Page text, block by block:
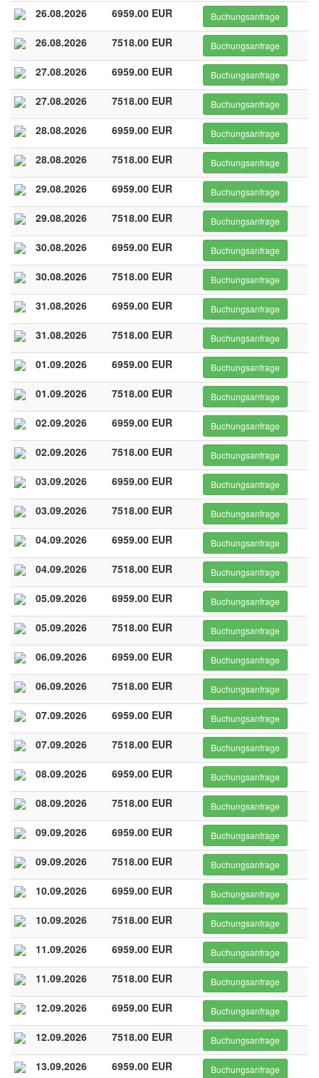
26.08.2026 6959.00 EUR Buchungsanfrage
26.08.2026 7518.00 EUR Buchungsanfrage
27.08.2026 6959.00 EUR Buchungsanfrage
27.08.2026 7518.00 EUR Buchungsanfrage
28.08.2026 6959.00 EUR Buchungsanfrage
28.08.2026 7518.00 EUR Buchungsanfrage
29.08.2026 6959.00 EUR Buchungsanfrage
29.08.2026 7518.00 EUR Buchungsanfrage
30.08.2026 6959.00 EUR Buchungsanfrage
30.08.2026 7518.00 EUR Buchungsanfrage
31.08.2026 6959.00 EUR Buchungsanfrage
31.08.2026 7518.00 EUR Buchungsanfrage
01.09.2026 6959.00 EUR Buchungsanfrage
01.09.2026 7518.00 EUR Buchungsanfrage
02.09.2026 6959.00 EUR Buchungsanfrage
02.09.2026 7518.00 EUR Buchungsanfrage
03.09.2026 6959.00 EUR Buchungsanfrage
03.09.2026 7518.00 EUR Buchungsanfrage
04.09.2026 6959.00 EUR Buchungsanfrage
04.09.2026 7518.00 EUR Buchungsanfrage
05.09.2026 6959.00 EUR Buchungsanfrage
05.09.2026 7518.00 EUR Buchungsanfrage
06.09.2026 6959.00 EUR Buchungsanfrage
06.09.2026 7518.00 EUR Buchungsanfrage
07.09.2026 6959.00 EUR Buchungsanfrage
07.09.2026 7518.00 EUR Buchungsanfrage
08.09.2026 6959.00 EUR Buchungsanfrage
08.09.2026 7518.00 EUR Buchungsanfrage
09.09.2026 6959.00 EUR Buchungsanfrage
09.09.2026 7518.00 EUR Buchungsanfrage
10.09.2026 6959.00 EUR Buchungsanfrage
10.09.2026 7518.00 EUR Buchungsanfrage
11.09.2026 6959.00 EUR Buchungsanfrage
11.09.2026 7518.00 EUR Buchungsanfrage
12.09.2026 6959.00 EUR Buchungsanfrage
12.09.2026 7518.00 EUR Buchungsanfrage
13.09.2026 6959.00 EUR Buchungsanfrage